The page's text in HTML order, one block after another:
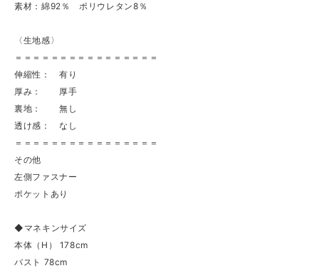
素材：綿92％ ポリウレタン8％
〈生地感〉
＝＝＝＝＝＝＝＝＝＝＝＝＝＝＝＝
伸縮性： 有り
厚み： 厚手
裏地： 無し
透け感： なし
＝＝＝＝＝＝＝＝＝＝＝＝＝＝＝＝
その他
左側ファスナー
ポケットあり
◆マネキンサイズ
本体（H） 178cm
バスト 78cm